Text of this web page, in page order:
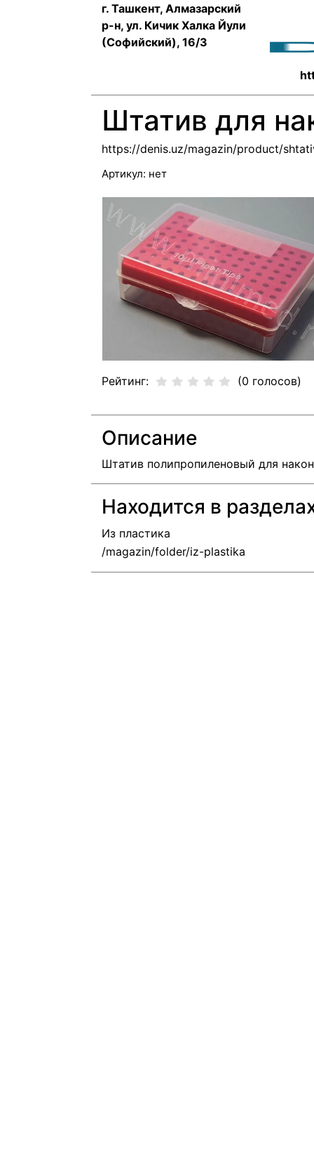
г. Ташкент, Алмазарский
р-н, ул. Кичик Халка Йули
(Софийский), 16/3
Штатив для
https://denis.uz/magazin/product/
Артикул: нет
Рейтинг: (0 голосов)
Описание
Штатив полипропиленовый для
Находится в
Из пластика